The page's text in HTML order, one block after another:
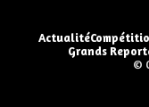
Actualité
Grands
©